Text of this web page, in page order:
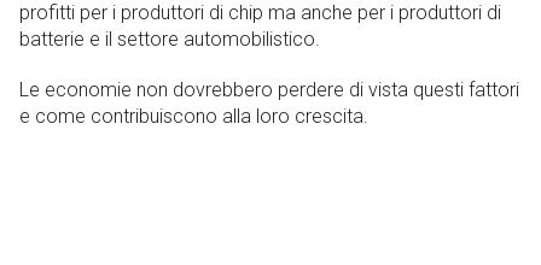
profitti per i produttori di chip ma anche per i produttori di
batterie e il settore automobilistico.
Le economie non dovrebbero perdere di vista questi fattori
e come contribuiscono alla loro crescita.